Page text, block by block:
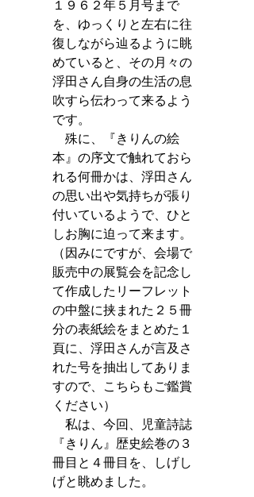
１９６２年５月号まで
を、ゆっくりと左右に往
復しながら辿るように眺
めていると、その月々の
浮田さん自身の生活の息
吹すら伝わって来るよう
です。
殊に、『きりんの絵
本』の序文で触れておら
れる何冊かは、浮田さん
の思い出や気持ちが張り
付いているようで、ひと
しお胸に迫って来ます。
（因みにですが、会場で
販売中の展覧会を記念し
て作成したリーフレット
の中盤に挟まれた２５冊
分の表紙絵をまとめた１
頁に、浮田さんが言及さ
れた号を抽出してありま
すので、こちらもご鑑賞
ください）
私は、今回、児童詩誌
『きりん』歴史絵巻の３
冊目と４冊目を、しげし
げと眺めました。